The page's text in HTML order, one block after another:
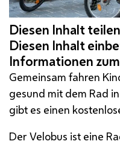
Gemeinsam fahren
gesund mit dem Rad
gibt es einen
Der Velobus ist eine